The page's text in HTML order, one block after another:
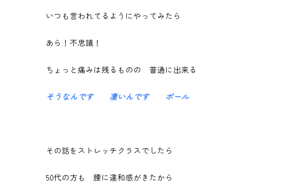
いつも言われてるようにやってみたら
あら！不思議！
ちょっと痛みは残るものの 普通に出来る
そうなんです 凄いんです ボール
その話をストレッチクラスでしたら
50代の方も 腰に違和感がきたから